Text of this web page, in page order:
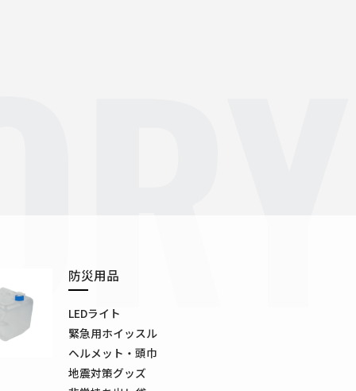
防災用品
LEDライト
緊急用ホイッスル
ヘルメット・頭巾
地震対策グッズ